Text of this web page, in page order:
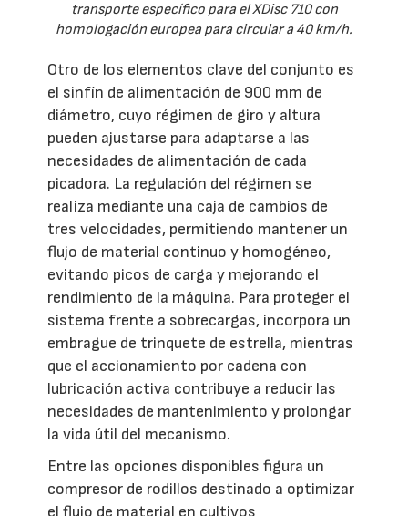
transporte específico para el XDisc 710 con
homologación europea para circular a 40 km/h.
Otro de los elementos clave del conjunto es
el sinfín de alimentación de 900 mm de
diámetro, cuyo régimen de giro y altura
pueden ajustarse para adaptarse a las
necesidades de alimentación de cada
picadora. La regulación del régimen se
realiza mediante una caja de cambios de
tres velocidades, permitiendo mantener un
flujo de material continuo y homogéneo,
evitando picos de carga y mejorando el
rendimiento de la máquina. Para proteger el
sistema frente a sobrecargas, incorpora un
embrague de trinquete de estrella, mientras
que el accionamiento por cadena con
lubricación activa contribuye a reducir las
necesidades de mantenimiento y prolongar
la vida útil del mecanismo.
Entre las opciones disponibles figura un
compresor de rodillos destinado a optimizar